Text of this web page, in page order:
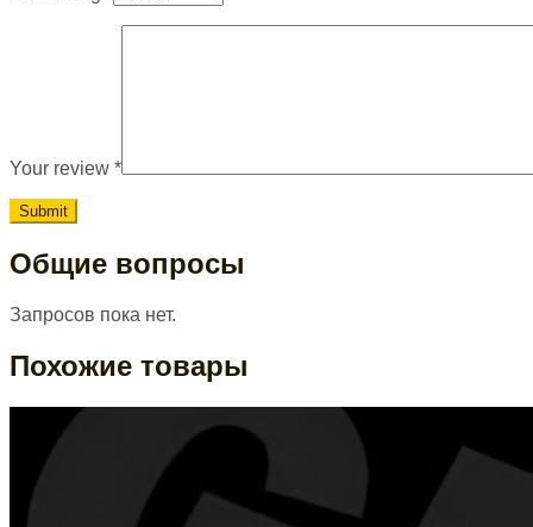
Your review *
Общие вопросы
Запросов пока нет.
Похожие товары